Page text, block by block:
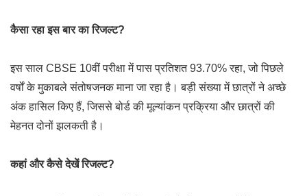
कैसा रहा इस बार का रिजल्ट?
इस साल CBSE 10वीं परीक्षा में पास प्रतिशत 93.70% रहा, जो पिछले
वर्षों के मुकाबले संतोषजनक माना जा रहा है। बड़ी संख्या में छात्रों ने अच्छे
अंक हासिल किए हैं, जिससे बोर्ड की मूल्यांकन प्रक्रिया और छात्रों की
मेहनत दोनों झलकती है।
कहां और कैसे देखें रिजल्ट?